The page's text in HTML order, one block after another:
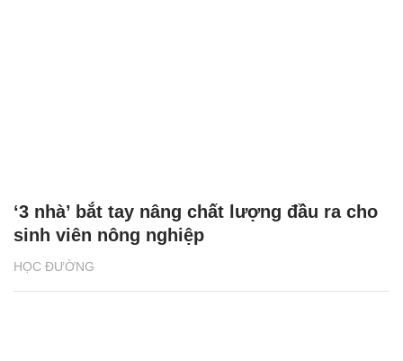
HỌC ĐƯỜNG
‘3 nhà’ bắt tay nâng chất lượng đầu ra cho
sinh viên nông nghiệp